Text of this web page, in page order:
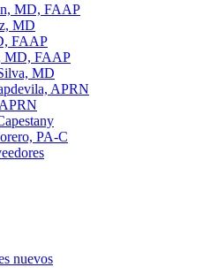
MD, FAAP
MD
FAAP
MD, FAAP
MD
APRN
PA-C
nuevos